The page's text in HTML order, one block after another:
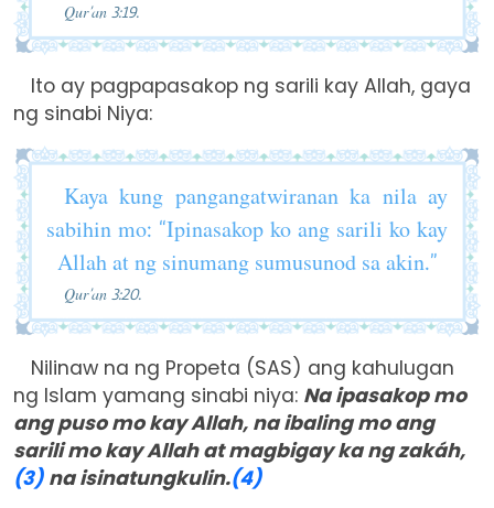
Qur’an 3:19.
Ito ay pagpapasakop ng sarili kay Allah, gaya
ng sinabi Niya:
Kaya kung pangangatwiranan ka nila ay
sabihin mo: “Ipinasakop ko ang sarili ko kay
Allah at ng sinumang sumusunod sa akin.”
Qur’an 3:20.
Nilinaw na ng Propeta (SAS) ang kahulugan
ng Islam yamang sinabi niya: Na ipasakop mo
ang puso mo kay Allah, na ibaling mo ang
sarili mo kay Allah at magbigay ka ng zakáh,
(3) na isinatungkulin.(4)